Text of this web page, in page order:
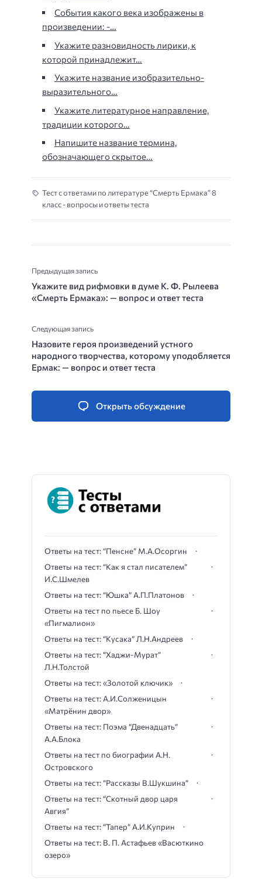
События какого века изображены в
произведении: -…
Укажите разновидность лирики, к
которой принадлежит…
Укажите название изобразительно-
выразительного…
Укажите литературное направление,
традиции которого…
Напишите название термина,
обозначающего скрытое…
Тест с ответами по литературе “Смерть Ермака” 8
класс - вопросы и ответы теста
Предыдущая запись
Укажите вид рифмовки в думе К. Ф. Рылеева
«Смерть Ермака»: — вопрос и ответ теста
Следующая запись
Назовите героя произведений устного
народного творчества, ко­торому уподобляется
Ермак: — вопрос и ответ теста
Открыть обсуждение
Ответы на тест: “Пенсне” М.А.Осоргин
Ответы на тест: “Как я стал писателем”
И.С.Шмелев
Ответы на тест: “Юшка” А.П.Платонов
Ответы на тест по пьесе Б. Шоу
«Пигмалион»
Ответы на тест: “Кусака” Л.Н.Андреев
Ответы на тест: “Хаджи-Мурат”
Л.Н.Толстой
Ответы на тест: «Золотой ключик»
Ответы на тест: А.И.Солженицын
«Матрёнин двор»
Ответы на тест: Поэма “Двенадцать”
А.А.Блока
Ответы на тест по биографии А.Н.
Островского
Ответы на тест: “Рассказы В.Шукшина”
Ответы на тест: “Скотный двор царя
Авгия”
Ответы на тест: “Тапер” А.И.Куприн
Ответы на тест: В. П. Астафьев «Васюткино
озеро»